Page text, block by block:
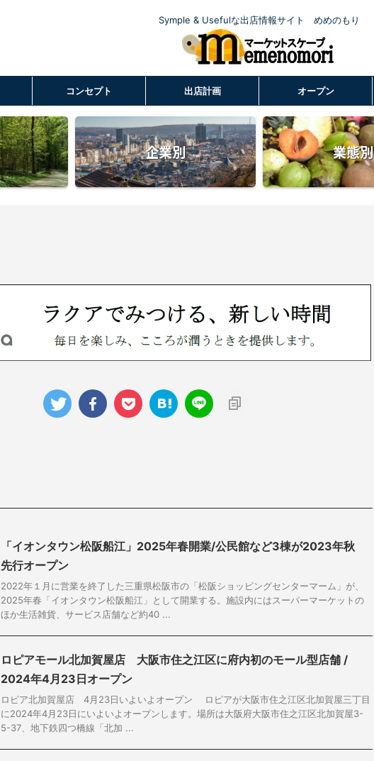
Symple & Usefulな出店情報サイト めめのもり
コンセプト 出店計画 オープン
企業別 業態別
「イオンタウン松阪船江」2025年春開業/公民館など3棟が2023年秋
先行オープン
2022年１月に営業を終了した三重県松阪市の「松阪ショッピングセンターマーム」が、
2025年春「イオンタウン松阪船江」として開業する。施設内にはスーパーマーケットの
ほか生活雑貨、サービス店舗など約40 ...
ロピアモール北加賀屋店 大阪市住之江区に府内初のモール型店舗 /
2024年4月23日オープン
ロピア北加賀屋店 4月23日いよいよオープン ロピアが大阪市住之江区北加賀屋三丁目
に2024年4月23日にいよいよオープンします。場所は大阪府大阪市住之江区北加賀屋3-
5-37、地下鉄四つ橋線「北加 ...